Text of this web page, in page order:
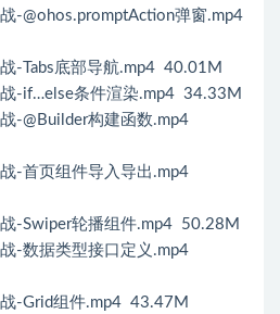
-@ohos.promptAction弹窗.mp4
-Tabs底部导航.mp4 40.01M
-if…else条件渲染.mp4 34.33M
-@Builder构建函数.mp4
-首页组件导入导出.mp4
-Swiper轮播组件.mp4 50.28M
-数据类型接口定义.mp4
-Grid组件.mp4 43.47M